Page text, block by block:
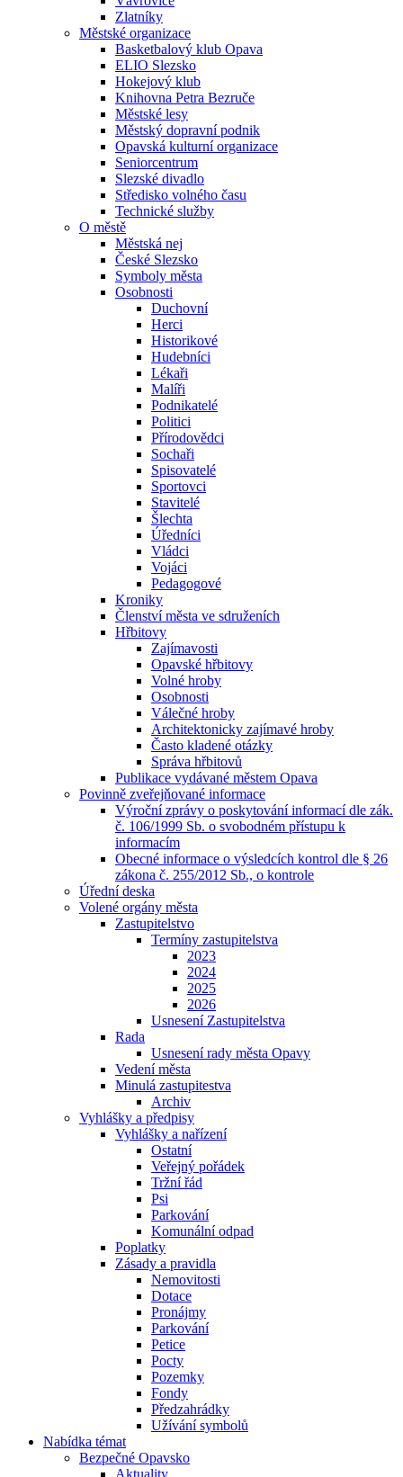
Zlatníky
Městské organizace
Basketbalový klub Opava
ELIO Slezsko
Hokejový klub
Knihovna Petra Bezruče
Městské lesy
Městský dopravní podnik
Opavská kulturní organizace
Seniorcentrum
Slezské divadlo
Středisko volného času
Technické služby
O městě
Městská nej
České Slezsko
Symboly města
Osobnosti
Duchovní
Herci
Historikové
Hudebníci
Lékaři
Malíři
Podnikatelé
Politici
Přírodovědci
Sochaři
Spisovatelé
Sportovci
Stavitelé
Šlechta
Úředníci
Vládci
Vojáci
Pedagogové
Kroniky
Členství města ve sdruženích
Hřbitovy
Zajímavosti
Opavské hřbitovy
Volné hroby
Osobnosti
Válečné hroby
Architektonicky zajímavé hroby
Často kladené otázky
Správa hřbitovů
Publikace vydávané městem Opava
Povinně zveřejňované informace
Výroční zprávy o poskytování informací dle zák.
č. 106/1999 Sb. o svobodném přístupu k
informacím
Obecné informace o výsledcích kontrol dle § 26
zákona č. 255/2012 Sb., o kontrole
Úřední deska
Volené orgány města
Zastupitelstvo
Termíny zastupitelstva
2023
2024
2025
2026
Usnesení Zastupitelstva
Rada
Usnesení rady města Opavy
Vedení města
Minulá zastupitestva
Archiv
Vyhlášky a předpisy
Vyhlášky a nařízení
Ostatní
Veřejný pořádek
Tržní řád
Psi
Parkování
Komunální odpad
Poplatky
Zásady a pravidla
Nemovitosti
Dotace
Pronájmy
Parkování
Petice
Pocty
Pozemky
Fondy
Předzahrádky
Užívání symbolů
Nabídka témat
Bezpečné Opavsko